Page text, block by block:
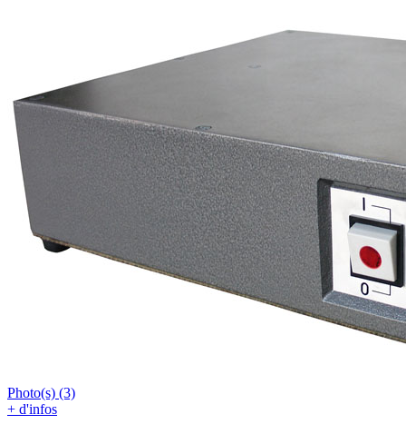
Photo(s) (3)
+ d'infos